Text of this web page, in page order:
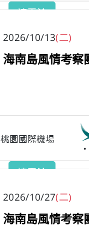
請電洽
2026/10/13(二)
海南島風情考察
桃園國際機場
請電洽
2026/10/27(二)
海南島風情考察